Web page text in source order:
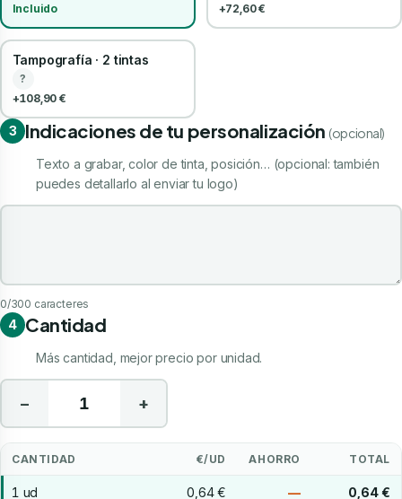
Incluido
+72,60 €
Tampografía · 2 tintas
?
+108,90 €
3 Indicaciones de tu personalización (opcional)
Texto a grabar, color de tinta, posición… (opcional: también
puedes detallarlo al enviar tu logo)
Indicaciones de tu personalización
0/300 caracteres
4 Cantidad
Más cantidad, mejor precio por unidad.
− +
CANTIDAD €/UD AHORRO TOTAL
1 ud 0,64 € — 0,64 €